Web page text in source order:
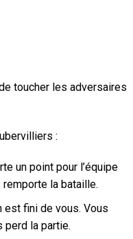
toucher les adversaires
:
un point pour l’équipe
la bataille.
est fini de vous. Vous
perd la partie.